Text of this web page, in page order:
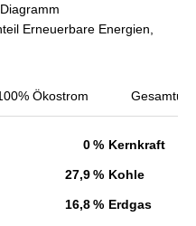
Erneuerbare Energien,
Ökostrom
0 % Kernkraft
27,9 % Kohle
16,8 % Erdgas